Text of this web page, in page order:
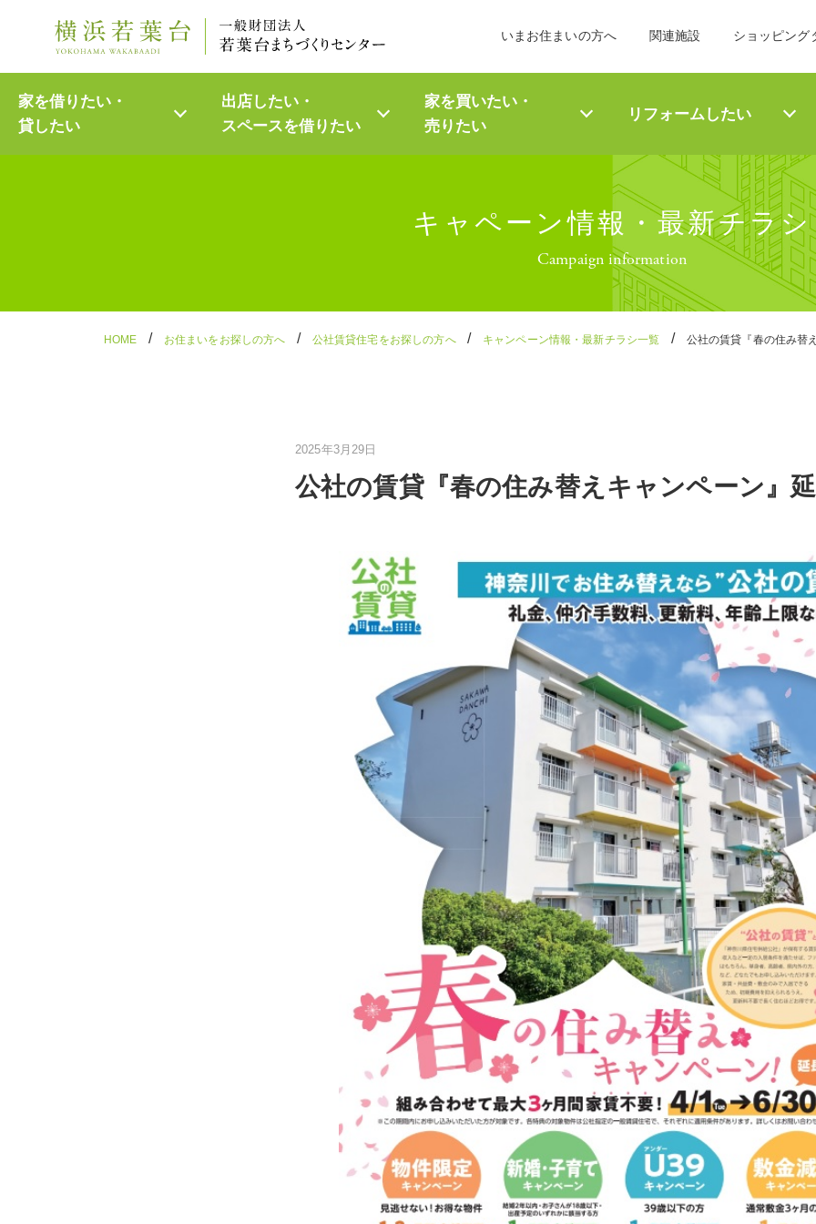
content
いまお住まいの方へ 関連施設 ショッピング
家を借りたい・
貸したい
出店したい・
スペースを借りたい
家を買いたい・
売りたい
リフォーム したい
キャペーン情報・最新チラシ
Campaign information
HOME / お住まいをお探しの方へ / 公社賃貸住宅をお探しの方へ/ キャンペーン情報・最新チラシ一覧 / 公社の賃貸『春の住み替
2025年3月29日
公社の賃貸『春の住み替えキャンペーン』